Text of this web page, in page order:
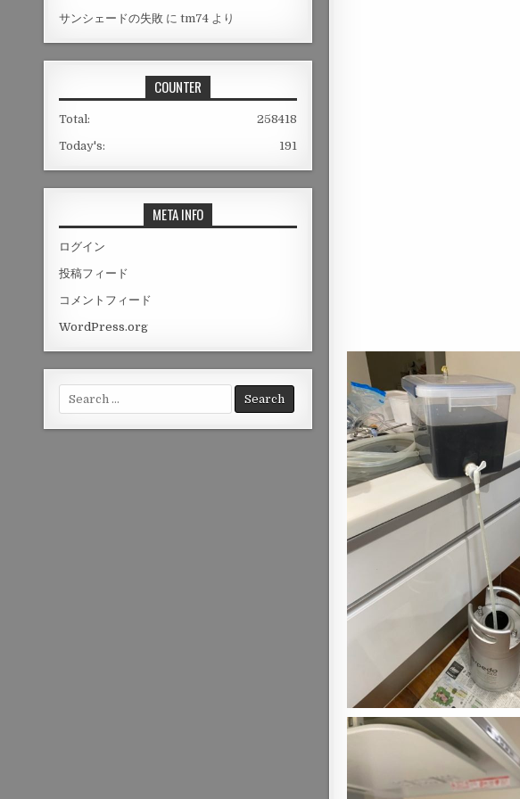
サンシェードの失敗 にtm74 より
COUNTER
258418
Total:
191
Today's:
META INFO
ログイン
投稿フィード
コメントフィード
WordPress.org
Search
for: